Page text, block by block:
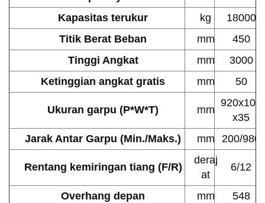
Kapasitas terukur
kg
18000
Titik Berat Beban
mm
450
Tinggi Angkat
mm
3000
Ketinggian angkat gratis
mm 50
Ukuran garpu (P*W*T) mm
920x100
x35
Jarak Antar Garpu (Min./Maks.)
mm 200/980
Rentang kemiringan tiang (F/R)
deraj
at
6/12
Overhang depan mm
548